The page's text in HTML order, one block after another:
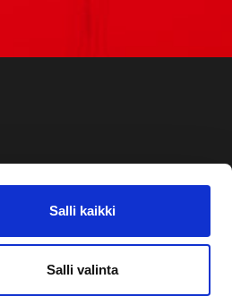
Salli kaikki
Salli valinta